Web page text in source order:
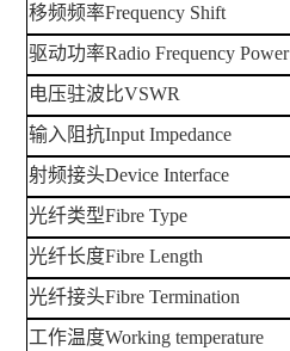
移频频率Frequency Shift
驱动功率Radio Frequency Power
电压驻波比VSWR
输入阻抗Input Impedance
射频接头Device Interface
光纤类型Fibre Type
光纤长度Fibre Length
光纤接头Fibre Termination
工作温度Working temperature